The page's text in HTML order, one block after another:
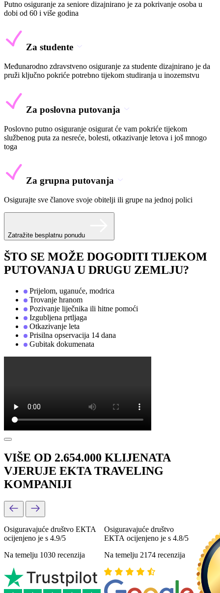
Putno osiguranje za seniore dizajnirano je za pokrivanje osoba u
dobi od 60 i više godina
Za studente
Međunarodno zdravstveno osiguranje za studente dizajnirano je da
pruži ključno pokriće potrebno tijekom studiranja u inozemstvu
Za poslovna putovanja
Poslovno putno osiguranje osigurat će vam pokriće tijekom
službenog puta za nesreće, bolesti, otkazivanje letova i još mnogo
toga
Za grupna putovanja
Osigurajte sve članove svoje obitelji ili grupe na jednoj polici
Zatražite besplatnu ponudu
ŠTO SE MOŽE DOGODITI TIJEKOM
PUTOVANJA U DRUGU ZEMLJU?
Prijelom, uganuće, modrica
Trovanje hranom
Pozivanje liječnika ili hitne pomoći
Izgubljena prtljaga
Otkazivanje leta
Prisilna opservacija 14 dana
Gubitak dokumenata
VIŠE OD 2.654.000 KLIJENATA
VJERUJE EKTA TRAVELING
KOMPANIJI
Osiguravajuće društvo ЕКТА
ocijenjeno je s 4.9/5
Na temelju 1030 recenzija
Osiguravajuće društvo
ЕКТА ocijenjeno je s 4.8/5
Na temelju 2174 recenzija